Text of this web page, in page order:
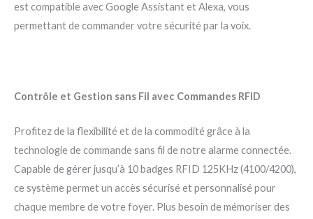
est compatible avec Google Assistant et Alexa, vous
permettant de commander votre sécurité par la voix.
Contrôle et Gestion sans Fil avec Commandes RFID
Profitez de la flexibilité et de la commodité grâce à la
technologie de commande sans fil de notre alarme connectée.
Capable de gérer jusqu’à 10 badges RFID 125KHz (4100/4200),
ce système permet un accès sécurisé et personnalisé pour
chaque membre de votre foyer. Plus besoin de mémoriser des